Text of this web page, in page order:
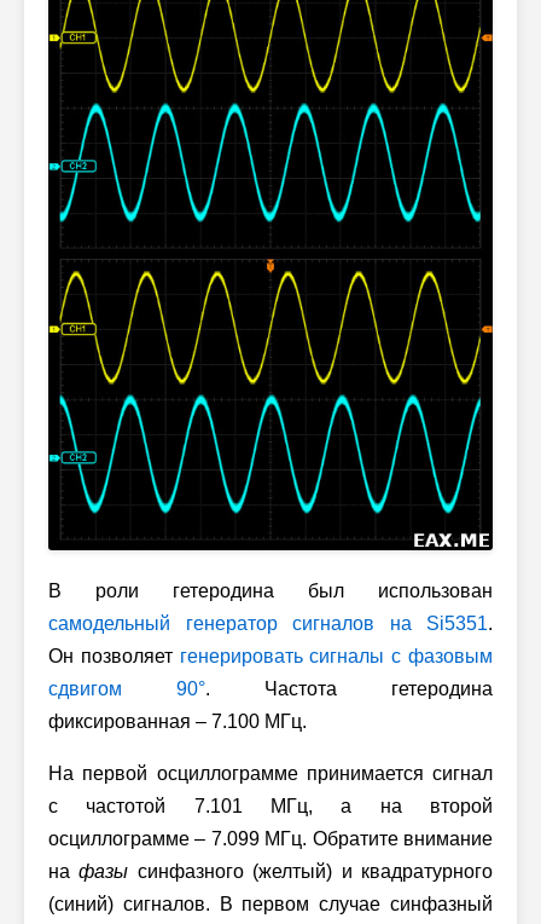
В роли гетеродина был использован
самодельный генератор сигналов на Si5351.
Он позволяет генерировать сигналы с фазовым
сдвигом 90°. Частота гетеродина
фиксированная – 7.100 МГц.
На первой осциллограмме принимается сигнал
с частотой 7.101 МГц, а на второй
осциллограмме – 7.099 МГц. Обратите внимание
нафазы синфазного (желтый) и квадратурного
(синий) сигналов. В первом случае синфазный